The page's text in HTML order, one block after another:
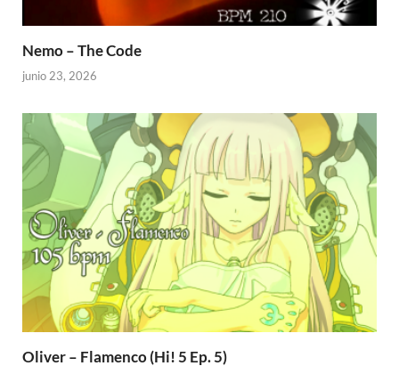
Nemo – The Code
junio 23, 2026
Oliver – Flamenco (Hi! 5 Ep. 5)